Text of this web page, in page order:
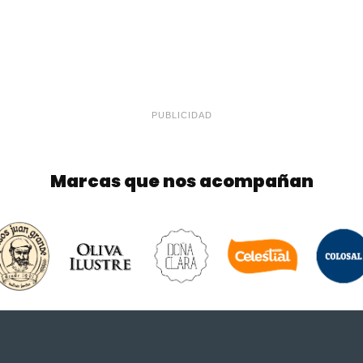
PUBLICIDAD
Marcas que nos acompañan